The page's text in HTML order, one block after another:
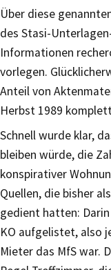
Über diese
des Stasi-
Informationen
vorlegen.
Anteil von
Herbst 1989
Schnell wurde klar,
bleiben würde, die
konspirativer
Quellen, die bisher
gedient hatten:
KO aufgelistet, also
Mieter das MfS war.